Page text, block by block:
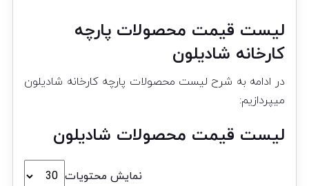
لیست قیمت محصولات پارچه
کارخانه شادیلون
در ادامه به شرح لیست محصولات پارچه کارخانه شادیلون
میپردازیم:
لیست قیمت محصولات شادیلون
نمایش محتویات